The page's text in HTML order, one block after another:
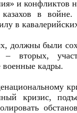
и
в войне.
в
должны были
военные кадры.
кризис,